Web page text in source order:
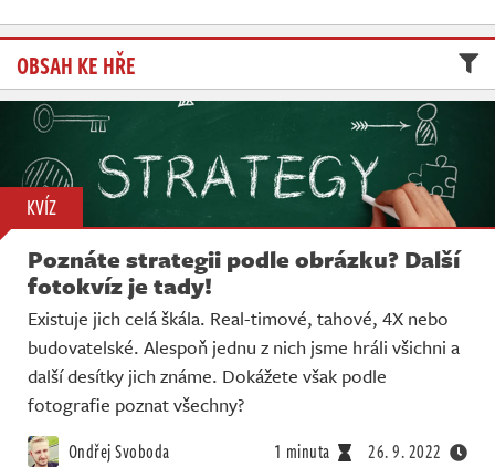
OBSAH KE HŘE
KVÍZ
Poznáte strategii podle obrázku? Další
fotokvíz je tady!
Existuje jich celá škála. Real-timové, tahové, 4X nebo
budovatelské. Alespoň jednu z nich jsme hráli všichni a
další desítky jich známe. Dokážete však podle
fotografie poznat všechny?
Ondřej Svoboda 1 minuta 26. 9. 2022